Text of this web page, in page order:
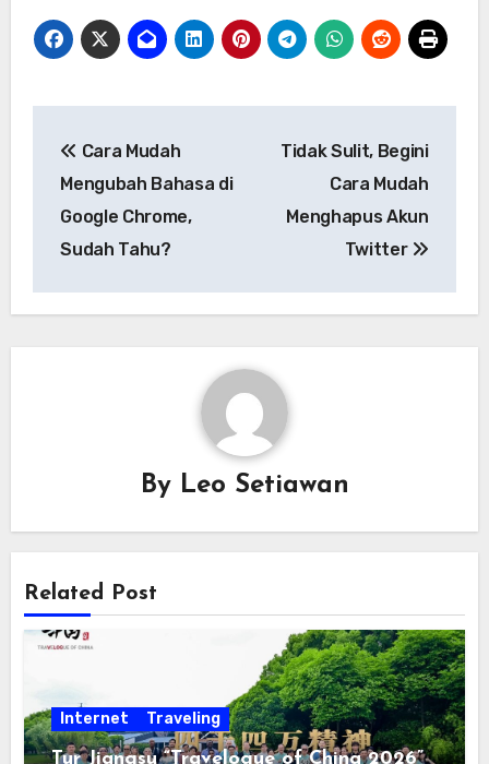
pos
Cara Mudah
Mengubah Bahasa di
Google Chrome,
Sudah Tahu?
Tidak Sulit, Begini
Cara Mudah
Menghapus Akun
Twitter
By Leo Setiawan
Related Post
Internet Traveling
Tur Jiangsu “Travelogue of China 2026”